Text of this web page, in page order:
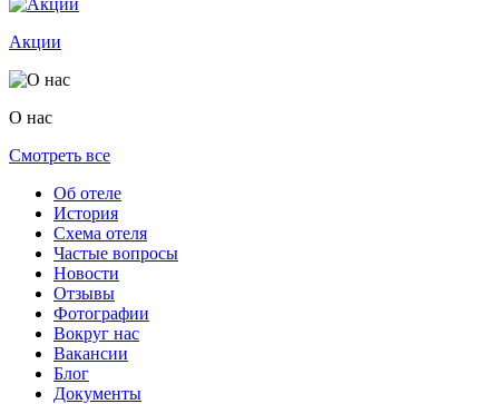
Акции
О нас
Смотреть все
Об отеле
История
Схема отеля
Частые вопросы
Новости
Отзывы
Фотографии
Вокруг нас
Вакансии
Блог
Документы